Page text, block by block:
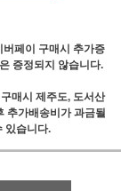
페이 구매시 추가증
증정되지 않습니다.
매시 제주도, 도서산
추가배송비가 과금될
있습니다.